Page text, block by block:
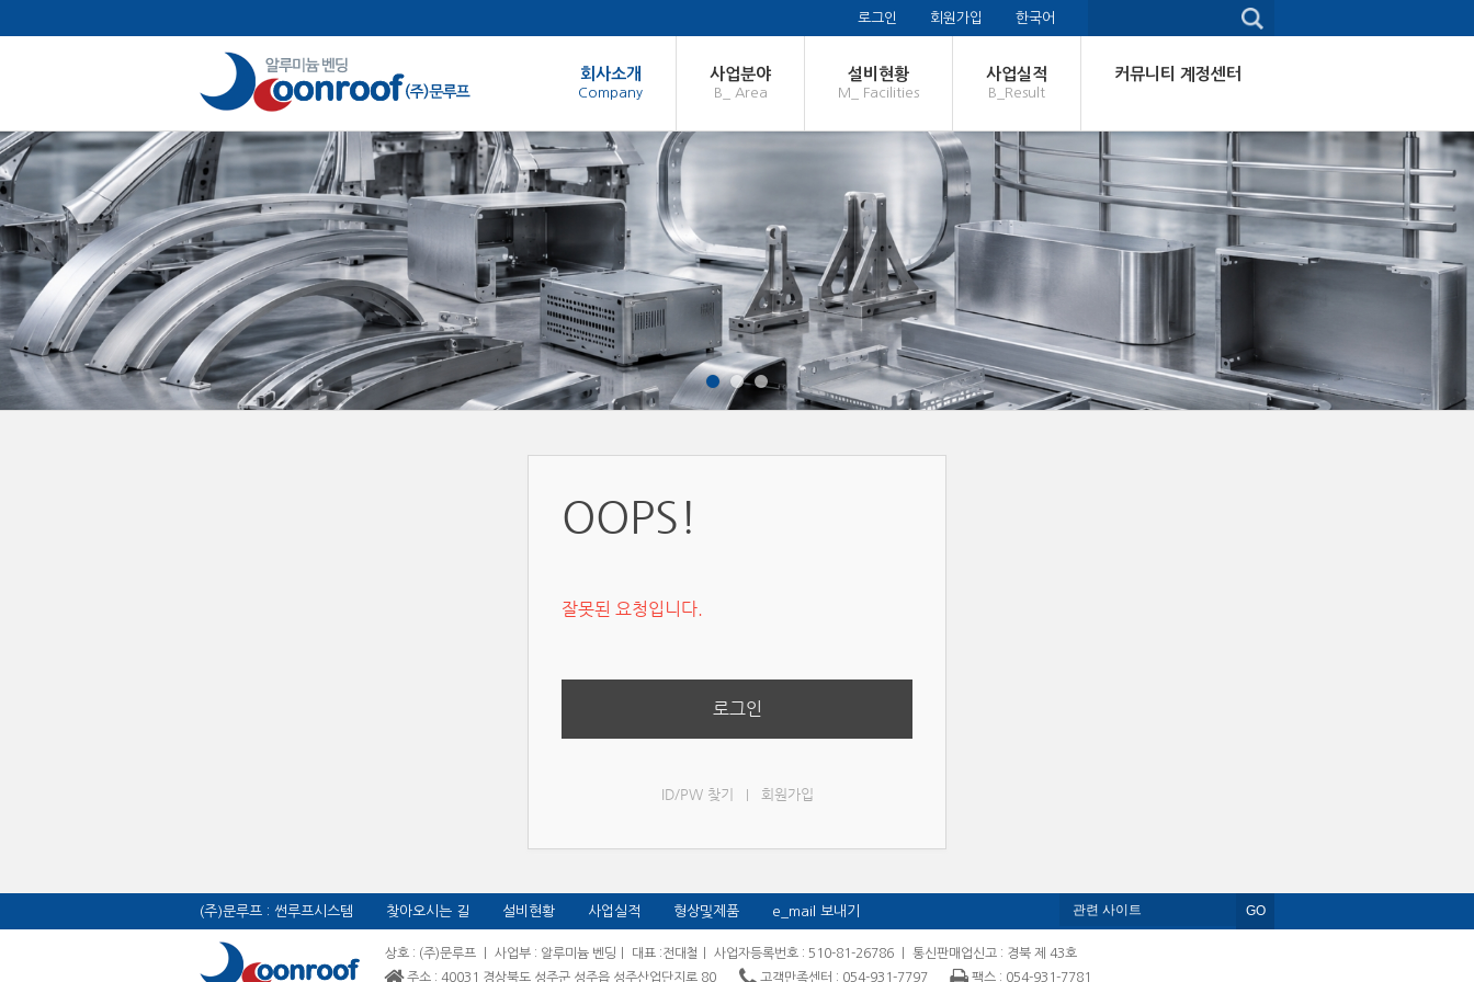
한국어
로그인 회원가입
회사소개
Company
사업분야
B_ Area
설비현황
M_ Facilities
사업실적
B_Result
커뮤니티 계정센터
OOPS!
잘못된 요청입니다.
로그인
ID/PW 찾기 회원가입
(주)문루프 : 썬루프시스템 찾아오시는 길 설비현황 사업실적 형상및제품 e_mail 보내기
상호 : (주)문루프 ㅣ 사업부 : 알루미늄 벤딩ㅣ 대표 :전대철ㅣ 사업자등록번호 : 510-81-26786 ㅣ 통신판매업신고 : 경북 제 43호
주소 : 40031 경상북도 성주군 성주읍 성주산업단지로 80
고객만족센터 : 054-931-7797 팩스 : 054-931-7781